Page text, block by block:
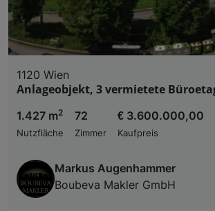
1120 Wien
Anlageobjekt, 3 vermietete
1.427 m2
Nutzfläche
72
Zimmer
€ 3.600.000,00
Kaufpreis
Markus Augenhammer
Boubeva Makler GmbH